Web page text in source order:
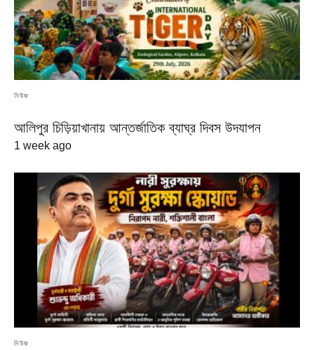
নিউজ
আলিপুর চিড়িয়াখানায় আন্তর্জাতিক ব্যাঘ্র দিবস উদযাপন
1 week ago
নিউজ